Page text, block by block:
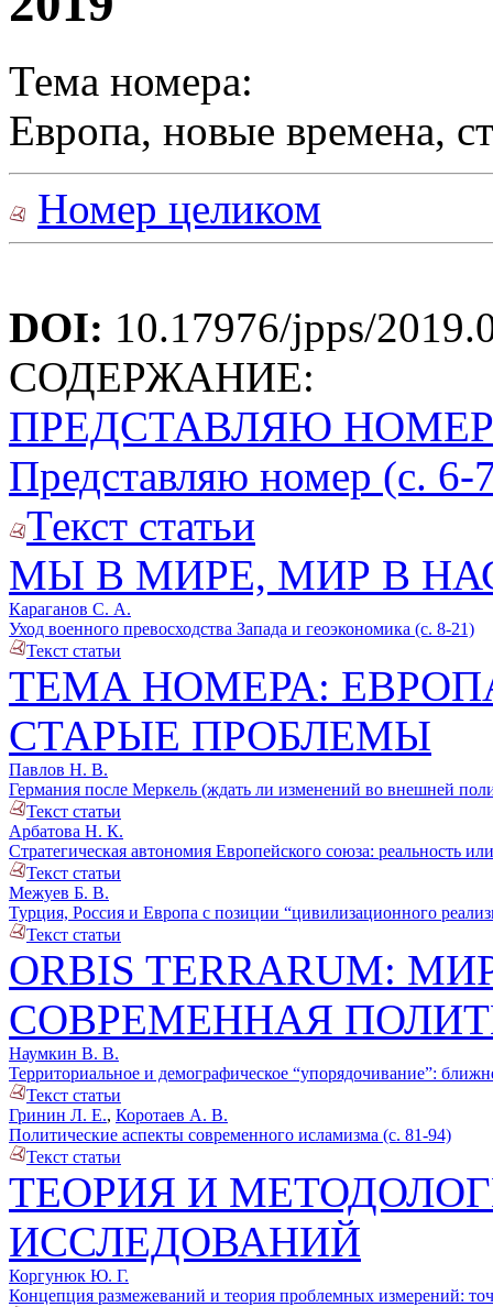
Тема номера:
Европа, новые времена,
Номер целиком
DOI: 10.17976/jpps/
СОДЕРЖАНИЕ:
ПРЕДСТАВЛЯЮ НОМЕР
Представляю номер (с. 6-
Текст статьи
МЫ В МИРЕ, МИР В
Караганов С. А.
Уход военного превосходства Запада и геоэкономика (с. 8-21)
Текст статьи
ТЕМА НОМЕРА:
СТАРЫЕ ПРОБЛЕМЫ
Павлов Н. В.
Германия после Меркель (ждать ли изменений во внешней
Текст статьи
Арбатова Н. К.
Стратегическая автономия Европейского союза: реальность
Текст статьи
Межуев Б. В.
Турция, Россия и Европа с позиции “цивилизационного
Текст статьи
ORBIS TERRARUM:
СОВРЕМЕННАЯ
Наумкин В. В.
Территориальное и демографическое “упорядочивание”:
Текст статьи
Гринин Л. Е., Коротаев А. В.
Политические аспекты современного исламизма (с. 81-94)
Текст статьи
ТЕОРИЯ И
ИССЛЕДОВАНИЙ
Коргунюк Ю. Г.
Концепция размежеваний и теория проблемных измерений: